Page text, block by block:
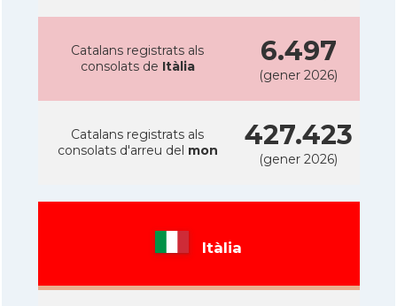
Catalans registrats als
consolats de Itàlia 6.497
(gener 2026)
Catalans registrats als
consolats d'arreu del mon 427.423
(gener 2026)
Itàlia